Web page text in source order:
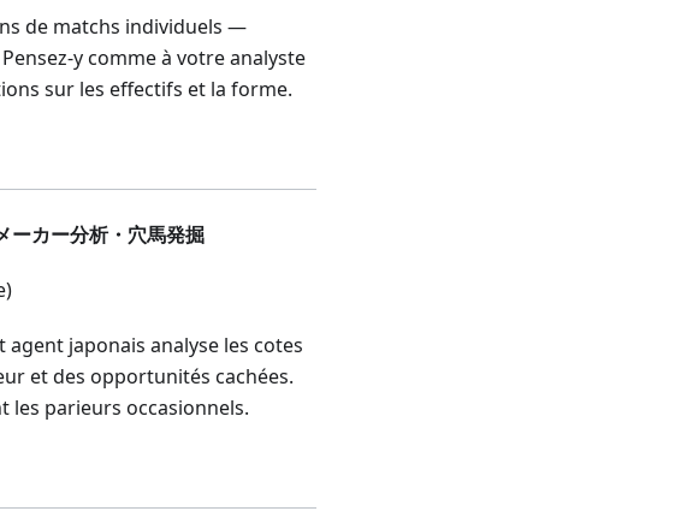
de matchs individuels —
y comme à votre analyste
sur les effectifs et la forme.
ーカー分析・穴馬発掘
japonais analyse les cotes
et des opportunités cachées.
les parieurs occasionnels.